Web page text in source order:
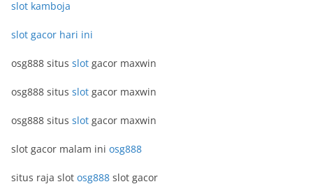
slot kamboja
slot gacor hari ini
osg888 situs slot gacor maxwin
osg888 situs slot gacor maxwin
osg888 situs slot gacor maxwin
slot gacor malam ini osg888
situs raja slot osg888 slot gacor